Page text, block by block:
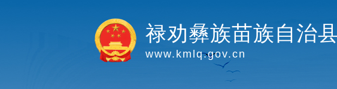
禄劝彝族苗族自治
www.kmlq.gov.cn